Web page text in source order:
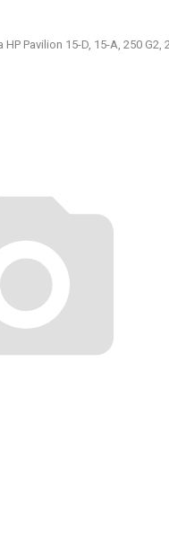
Pavilion 15-D, 15-A, 250 G2,